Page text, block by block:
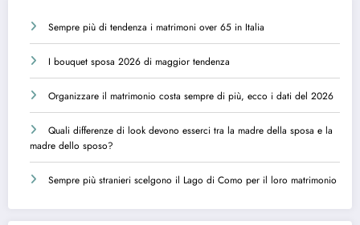
Sempre più di tendenza i matrimoni over 65 in Italia
I bouquet sposa 2026 di maggior tendenza
Organizzare il matrimonio costa sempre di più, ecco i dati del 2026
Quali differenze di look devono esserci tra la madre della sposa e la
madre dello sposo?
Sempre più stranieri scelgono il Lago di Como per il loro matrimonio